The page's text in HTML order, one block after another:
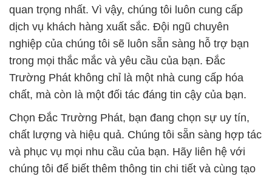
quan trọng nhất. Vì vậy, chúng tôi luôn cung cấp
dịch vụ khách hàng xuất sắc. Đội ngũ chuyên
nghiệp của chúng tôi sẽ luôn sẵn sàng hỗ trợ bạn
trong mọi thắc mắc và yêu cầu của bạn. Đắc
Trường Phát không chỉ là một nhà cung cấp hóa
chất, mà còn là một đối tác đáng tin cậy của bạn.
Chọn Đắc Trường Phát, bạn đang chọn sự uy tín,
chất lượng và hiệu quả. Chúng tôi sẵn sàng hợp tác
và phục vụ mọi nhu cầu của bạn. Hãy liên hệ với
chúng tôi để biết thêm thông tin chi tiết và cùng tạo